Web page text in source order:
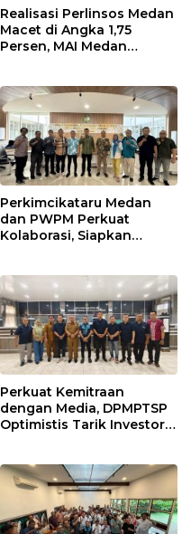
Realisasi Perlinsos Medan
Macet di Angka 1,75
Persen, MAI Medan
Pemko
Perkimcikataru Medan
dan PWPM Perkuat
Kolaborasi, Siapkan
Perkuat Kemitraan
dengan Media, DPMPTSP
Optimistis Tarik Investor